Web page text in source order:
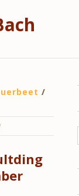
/